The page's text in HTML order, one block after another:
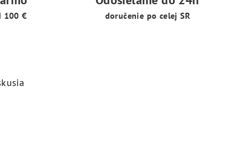
100 € doručenie po celej SR